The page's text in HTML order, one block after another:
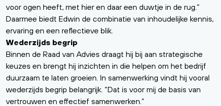
voor ogen heeft, met hier en daar een duwtje in de rug.”
Daarmee biedt Edwin de combinatie van inhoudelijke kennis,
ervaring en een reflectieve blik.
Wederzijds begrip
Binnen de Raad van Advies draagt hij bij aan strategische
keuzes en brengt hij inzichten in die helpen om het bedrijf
duurzaam te laten groeien. In samenwerking vindt hij vooral
wederzijds begrip belangrijk. “Dat is voor mij de basis van
vertrouwen en effectief samenwerken.”